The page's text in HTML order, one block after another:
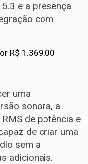
e a presença
com
R$ 1.369,00
uma
sonora, a
de potência e
de criar uma
sem a
adicionais.